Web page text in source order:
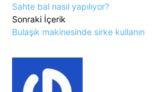
Sahte bal nasıl yapılıyor?
Sonraki İçerik
Bulaşık makinesinde sirke kullanın